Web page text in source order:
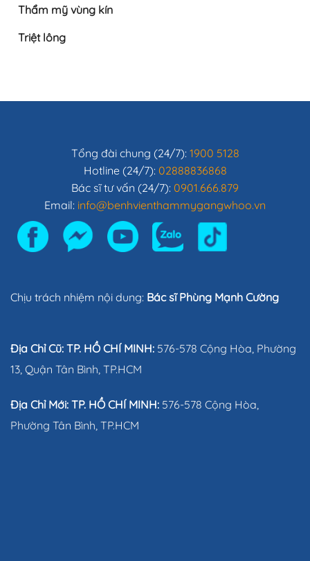
Thẩm mỹ vùng kín
Triệt lông
Tổng đài chung (24/7): 1900 5128
Hotline (24/7): 02888836868
Bác sĩ tư vấn (24/7): 0901.666.879
Email: info@benhvienthammygangwhoo.vn
Chịu trách nhiệm nội dung: Bác sĩ Phùng Mạnh Cường
Địa Chỉ Cũ: TP. HỒ CHÍ MINH: 576-578 Cộng Hòa, Phường
13, Quận Tân Bình, TP.HCM
Địa Chỉ Mới: TP. HỒ CHÍ MINH: 576-578 Cộng Hòa,
Phường Tân Bình, TP.HCM